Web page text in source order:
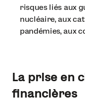
risques liés aux
nucléaire, aux
pandémies, aux
La prise en
financières